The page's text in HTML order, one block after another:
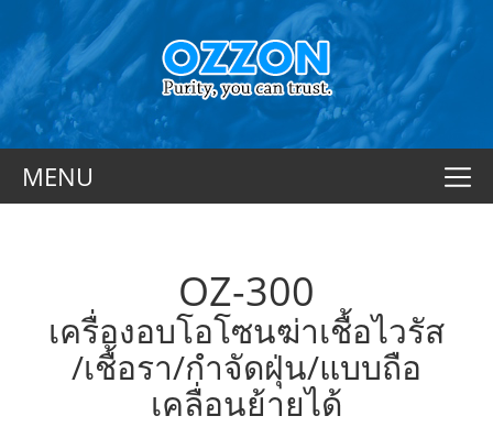
MENU
OZ-300
เครื่องอบโอโซนฆ่าเชื้อไวรัส
/เชื้อรา/กำจัดฝุ่น/แบบถือ
เคลื่อนย้ายได้